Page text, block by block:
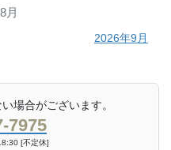
月
2026年9月
場合がございます。
7975
[不定休]